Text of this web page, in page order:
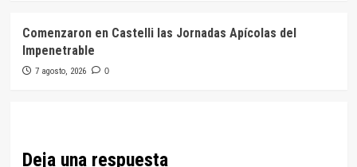
Comenzaron en Castelli las Jornadas Apícolas del
Impenetrable
7 agosto, 2026 0
Deja una respuesta